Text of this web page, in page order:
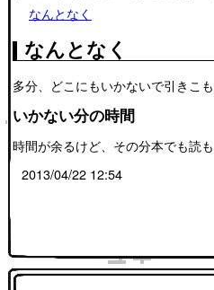
なんとなく
なんとなく
多分、どこにもいかないで引きこ
いかない分の時間
時間が余るけど、その分本でも読
2013/04/22 12:54